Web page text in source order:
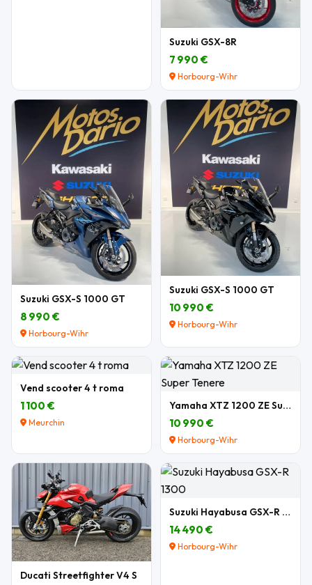
Suzuki GSX-8R
7 990 €
Horbourg-Wihr
Suzuki GSX-S 1000 GT
8 990 €
Horbourg-Wihr
Suzuki GSX-S 1000 GT
10 990 €
Horbourg-Wihr
Vend scooter 4 t roma
1 100 €
Meurchin
Yamaha XTZ 1200 ZE Super Tenere
10 990 €
Horbourg-Wihr
Ducati Streetfighter V4 S
Suzuki Hayabusa GSX-R 1300
14 490 €
Horbourg-Wihr